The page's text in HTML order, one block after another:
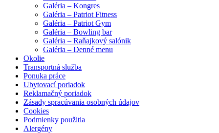
Galéria – Kongres
Galéria – Patriot Fitness
Galéria – Patriot Gym
Galéria – Bowling bar
Galéria – Raňajkový salónik
Galéria – Denné menu
Okolie
Transportná služba
Ponuka práce
Ubytovací poriadok
Reklamačný poriadok
Zásady spracúvania osobných údajov
Cookies
Podmienky použitia
Alergény